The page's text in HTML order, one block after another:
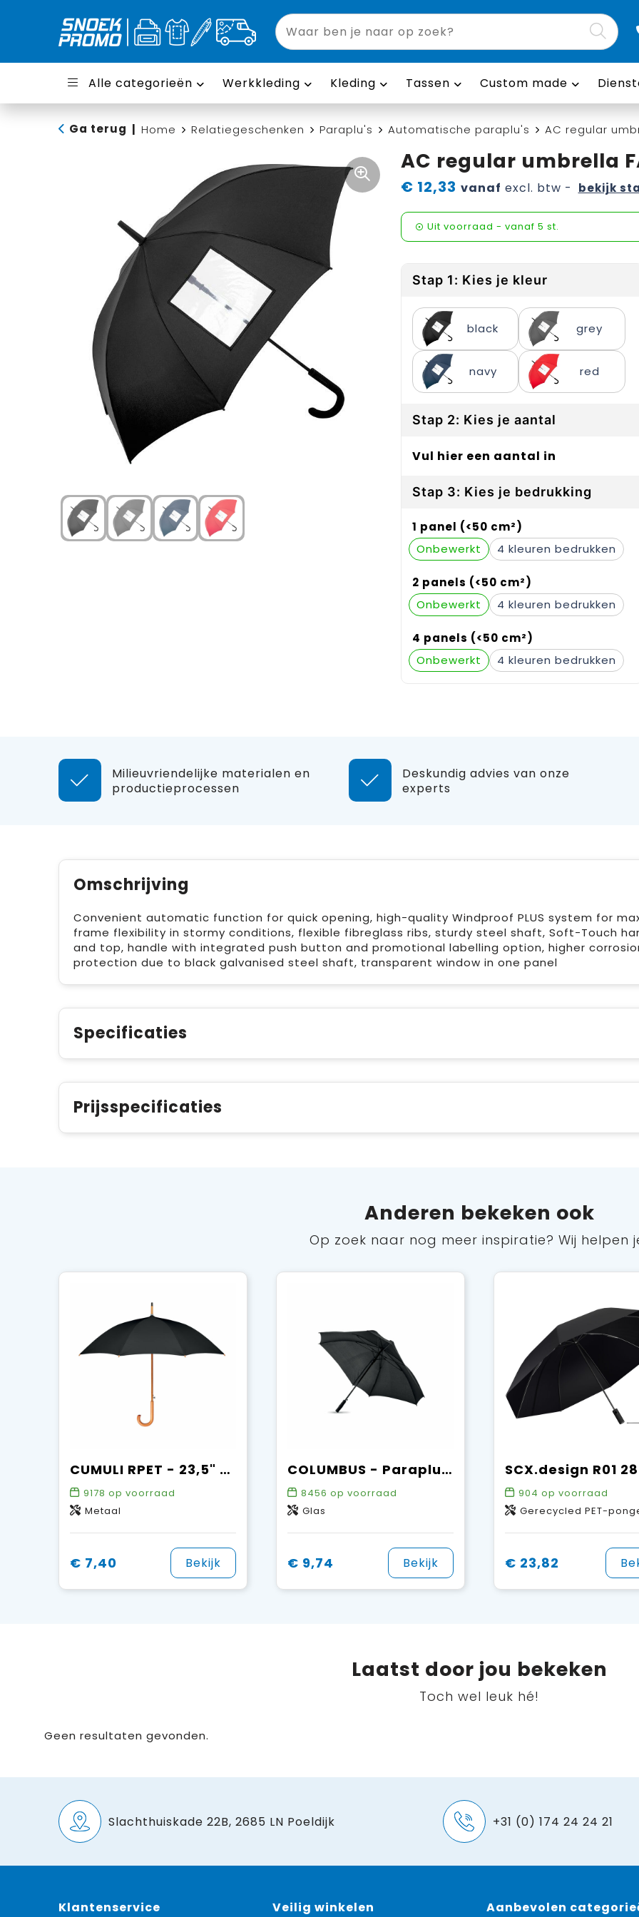
Alle categorieën Werkkleding Kleding Tassen Custom made
Ga terug Home Relatiegeschenken Paraplu's Automatische paraplu's AC regular
AC regular umbrella
€ 12,33 vanaf excl. btw - bekijk
Uit voorraad - vanaf 5 st.
Stap 1: Kies je kleur
black grey
navy red
Stap 2: Kies je aantal
Vul hier een aantal in
Stap 3: Kies je bedrukking
1 panel (<50 cm²)
Onbewerkt
4
2 panels (<50 cm²)
Onbewerkt
4
4 panels (<50 cm²)
Onbewerkt
4
Milieuvriendelijke materialen en
productieprocessen
Deskundig advies van onze
experts
Omschrijving
Convenient automatic function for quick opening, high-quality Windproof PLUS system for
frame flexibility in stormy conditions, flexible fibreglass ribs, sturdy steel shaft, Soft-Touch
and top, handle with integrated push button and promotional labelling option, higher
protection due to black galvanised steel shaft, transparent window in one panel
Specificaties
Prijsspecificaties
Anderen bekeken ook
Op zoek naar nog meer inspiratie? Wij helpen
CUMULI RPET - 23,5" paraplu RPET
9178 op voorraad
Metaal
€ 7,40 Bekijk
COLUMBUS - Paraplu vierkant windbestendig
8456 op voorraad
Glas
€ 9,74 Bekijk
904 op voorraad
Gerecycled PET-pongee polyester, ABS-
€ 23,82
Laatst door jou bekeken
Toch wel leuk hé!
Geen resultaten gevonden.
Slachthuiskade 22B, 2685 LN Poeldijk +31 (0) 174 24 24 21
Klantenservice Veilig winkelen Aanbevolen